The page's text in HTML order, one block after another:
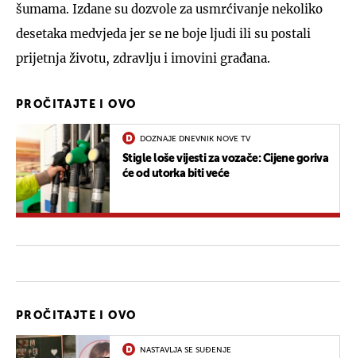
šumama. Izdane su dozvole za usmrćivanje nekoliko
desetaka medvjeda jer se ne boje ljudi ili su postali
prijetnja životu, zdravlju i imovini građana.
PROČITAJTE I OVO
DOZNAJE DNEVNIK NOVE TV
Stigle loše vijesti za vozače: Cijene goriva
će od utorka biti veće
PROČITAJTE I OVO
NASTAVLJA SE SUĐENJE